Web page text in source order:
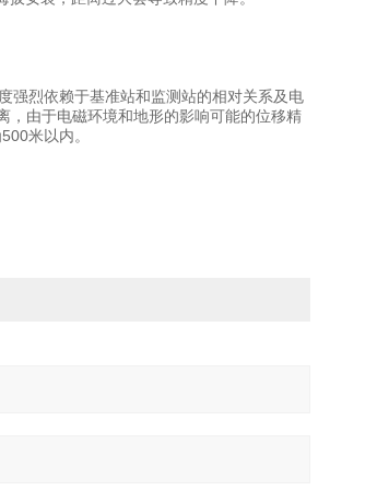
烈依赖于基准站和监测站的相对关系及电
，由于电磁环境和地形的影响可能的位移精
米以内。